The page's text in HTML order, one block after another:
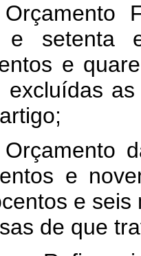
e setenta
e
excluídas
e
e
de que